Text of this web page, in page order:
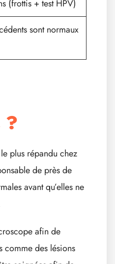
(frottis + test HPV)
sont normaux
?
plus répandu chez
de près de
avant qu’elles ne
afin de
comme des lésions